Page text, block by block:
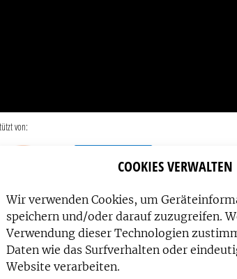
COOKIES VERWALTEN
Wir verwenden Cookies, um
speichern und/oder darauf zuzugreifen.
Verwendung dieser Technologien
Daten wie das Surfverhalten oder
Website verarbeiten.
von: